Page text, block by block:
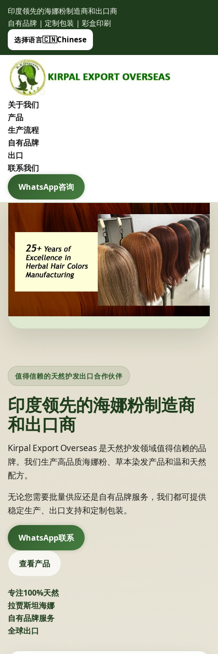
印度领先的海娜粉制造商和出口商
自有品牌 | 定制包装 | 彩盒印刷
选择语言🇨🇳Chinese
关于我们
产品
生产流程
自有品牌
出口
联系我们
WhatsApp咨询
值得信赖的天然护发出口合作伙伴
印度领先的海娜粉制造商
和出口商
Kirpal Export Overseas 是天然护发领域值得信赖的品
牌。我们生产高品质海娜粉、草本染发产品和温和天然
配方。
无论您需要批量供应还是自有品牌服务，我们都可提供
稳定生产、出口支持和定制包装。
WhatsApp联系
查看产品
专注100%天然
拉贾斯坦海娜
自有品牌服务
全球出口